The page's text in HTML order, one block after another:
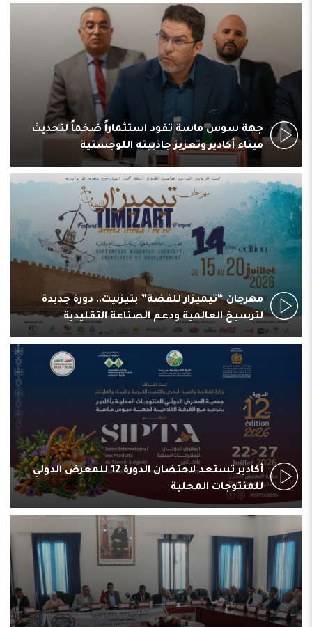
جهة سوس ماسة تقود استثماراً ضخماً لتحديث
ميناء أكادير وتعزيز جاذبيته اللوجستية
مهرجان “تيميزار للفضة” بتيزنيت.. دورة جديدة
لترسيخ العالمية ودعم الصناعة التقليدية
أكادير تستعد لاحتضان الدورة 12 للمعرض الدولي
للمنتوجات المحلية